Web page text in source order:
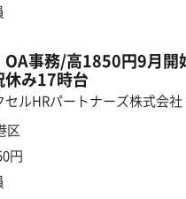
OA事務/高1850円9月開
休み17時台
セルHRパートナーズ株式会社
区
円